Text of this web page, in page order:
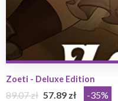
Zoeti - Deluxe Edition
89.07 zł 57.89 zł -35%